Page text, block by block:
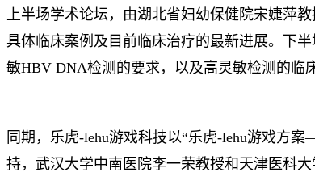
上半场学术论坛，由湖北省妇幼保健院宋婕萍
具体临床案例及目前临床治疗的最新进展。下
敏HBV DNA检测的要求，以及高灵敏检测的临
同期，乐虎-lehu游戏科技以“乐虎-lehu游戏方
持，武汉大学中南医院李一荣教授和天津医科